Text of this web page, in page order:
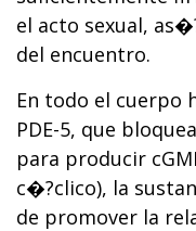
el acto sexual,
del encuentro.
En todo el cuerpo
PDE-5, que
para producir
c�?­clico), la
de promover la